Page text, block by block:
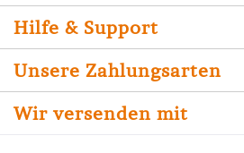
Hilfe & Support
Unsere Zahlungsarten
Wir versenden mit